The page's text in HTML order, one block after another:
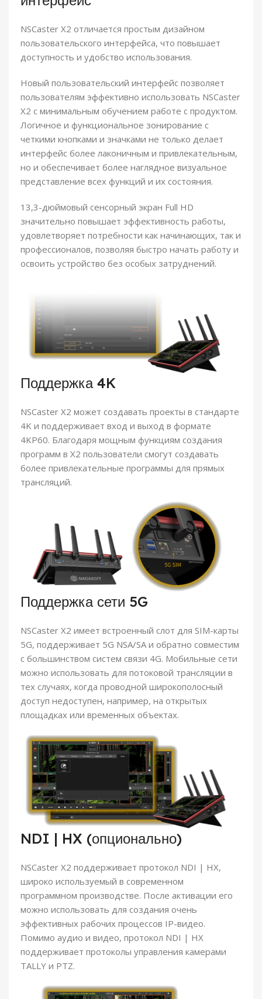
NSCaster X2 отличается простым дизайном
пользовательского интерфейса, что повышает
доступность и удобство использования.
Новый пользовательский интерфейс позволяет
пользователям эффективно использовать NSCaster
X2 с минимальным обучением работе с продуктом.
Логичное и функциональное зонирование с
четкими кнопками и значками не только делает
интерфейс более лаконичным и привлекательным,
но и обеспечивает более наглядное визуальное
представление всех функций и их состояния.
13,3-дюймовый сенсорный экран Full HD
значительно повышает эффективность работы,
удовлетворяет потребности как начинающих, так и
профессионалов, позволяя быстро начать работу и
освоить устройство без особых затруднений.
Поддержка 4K
NSCaster X2 может создавать проекты в стандарте
4K и поддерживает вход и выход в формате
4KP60. Благодаря мощным функциям создания
программ в X2 пользователи смогут создавать
более привлекательные программы для прямых
трансляций.
Поддержка сети 5G
NSCaster X2 имеет встроенный слот для SIM-карты
5G, поддерживает 5G NSA/SA и обратно совместим
с большинством систем связи 4G. Мобильные сети
можно использовать для потоковой трансляции в
тех случаях, когда проводной широкополосный
доступ недоступен, например, на открытых
площадках или временных объектах.
NDI | HX (опционально)
NSCaster X2 поддерживает протокол NDI | HX,
широко используемый в современном
программном производстве. После активации его
можно использовать для создания очень
эффективных рабочих процессов IP-видео.
Помимо аудио и видео, протокол NDI | HX
поддерживает протоколы управления камерами
TALLY и PTZ.